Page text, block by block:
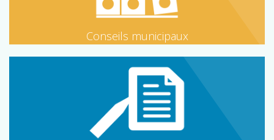
Conseils municipaux